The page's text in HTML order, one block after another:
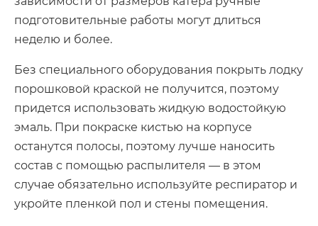
подготовительные работы могут длиться
неделю и более.
Без специального оборудования покрыть лодку
порошковой краской не получится, поэтому
придется использовать жидкую водостойкую
эмаль. При покраске кистью на корпусе
останутся полосы, поэтому лучше наносить
состав с помощью распылителя — в этом
случае обязательно используйте респиратор и
укройте пленкой пол и стены помещения.